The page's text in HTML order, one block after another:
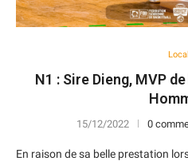
Local
N1 : Sire Dieng, MVP
15/12/2022 0
En raison de sa belle prestation